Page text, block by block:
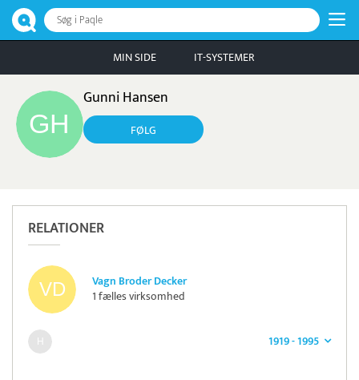
Søg i Paqle
MIN SIDE IT-SYSTEMER
Gunni Hansen
FØLG
RELATIONER
Vagn Broder Decker
1 fælles virksomhed
1919 - 1995